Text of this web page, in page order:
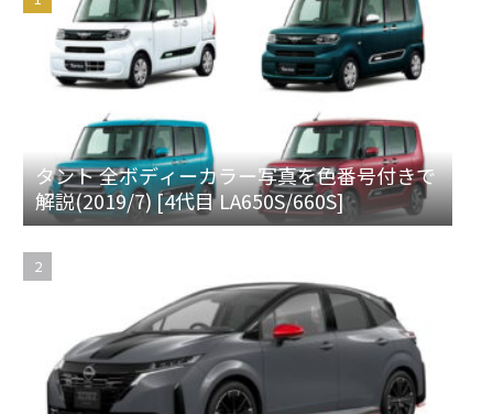
タント 全ボディーカラー写真を色番号付きで
解説(2019/7) [4代目 LA650S/660S]